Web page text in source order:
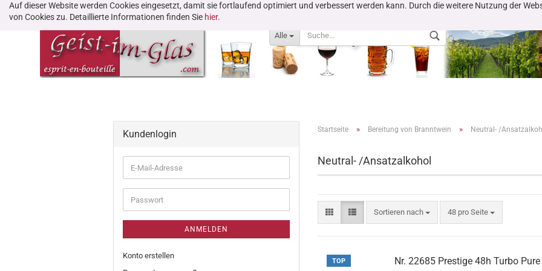
Konto erstellen
Passwort vergessen?
Alle
Auf dieser Website werden Cookies eingesetzt, damit sie fortlaufend optimiert und verbessert werden kann. Durch die weitere Nutzung der
von Cookies zu. Detaillierte Informationen finden Sie hier.
Startseite » Bereitung von Branntwein » Neutral- /
Neutral- /Ansatzalkohol
Sortieren nach 48 pro Seite
TOP Nr. 22685 Prestige 48h Turbo Pure
Kundenlogin
ANMELDEN
Konto erstellen